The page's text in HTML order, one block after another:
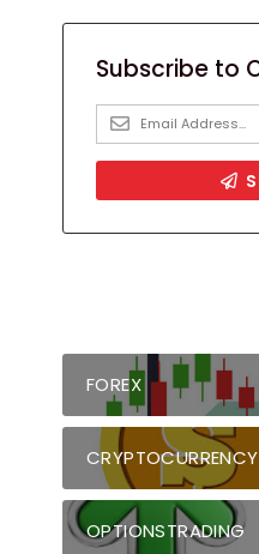
FOREX
CRYPTOCURRENCY
OPTIONSTRADING